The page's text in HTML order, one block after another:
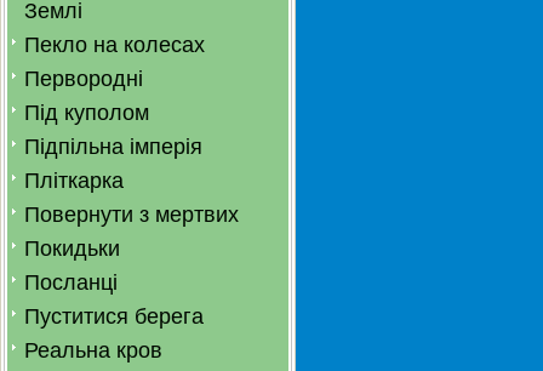
Землі
Пекло на колесах
Первородні
Під куполом
Підпільна імперія
Пліткарка
Повернути з мертвих
Покидьки
Посланці
Пуститися берега
Реальна кров